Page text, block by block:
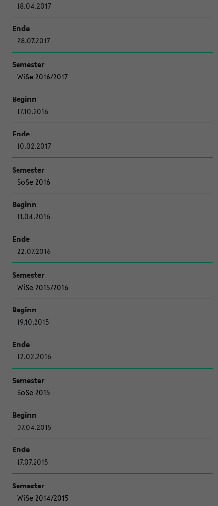
18.04.2017
28.07.2017
WiSe 2016/2017
17.10.2016
10.02.2017
SoSe 2016
11.04.2016
22.07.2016
WiSe 2015/2016
19.10.2015
12.02.2016
SoSe 2015
07.04.2015
17.07.2015
WiSe 2014/2015